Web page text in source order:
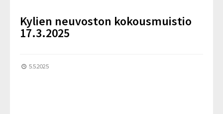
Kylien neuvoston kokousmuistio
17.3.2025
5.5.2025